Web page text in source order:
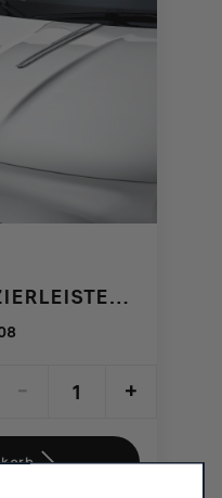
- +